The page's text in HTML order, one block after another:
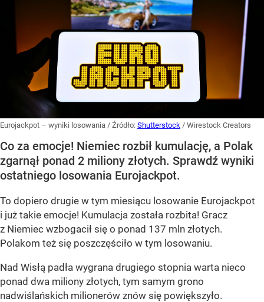
Eurojackpot – wyniki losowania / Źródło: Shutterstock / Wirestock Creators
Co za emocje! Niemiec rozbił kumulację, a Polak
zgarnął ponad 2 miliony złotych. Sprawdź wyniki
ostatniego losowania Eurojackpot.
To dopiero drugie w tym miesiącu losowanie Eurojackpot
i już takie emocje! Kumulacja została rozbita! Gracz
z Niemiec wzbogacił się o ponad 137 mln złotych.
Polakom też się poszczęściło w tym losowaniu.
Nad Wisłą padła wygrana drugiego stopnia warta nieco
ponad dwa miliony złotych, tym samym grono
nadwiślańskich milionerów znów się powiększyło.